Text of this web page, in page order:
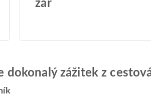
zář
dokonalý zážitek z